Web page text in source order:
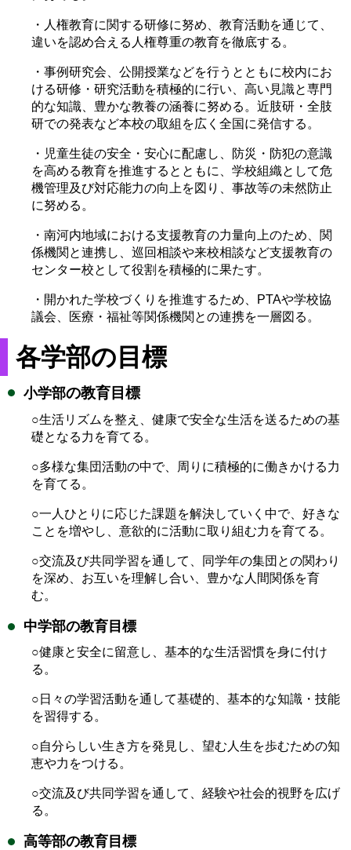
・人権教育に関する研修に努め、教育活動を通じて、
違いを認め合える人権尊重の教育を徹底する。
・事例研究会、公開授業などを行うとともに校内にお
ける研修・研究活動を積極的に行い、高い見識と専門
的な知識、豊かな教養の涵養に努める。近肢研・全肢
研での発表など本校の取組を広く全国に発信する。
・児童生徒の安全・安心に配慮し、防災・防犯の意識
を高める教育を推進するとともに、学校組織として危
機管理及び対応能力の向上を図り、事故等の未然防止
に努める。
・南河内地域における支援教育の力量向上のため、関
係機関と連携し、巡回相談や来校相談など支援教育の
センター校として役割を積極的に果たす。
・開かれた学校づくりを推進するため、PTAや学校協
議会、医療・福祉等関係機関との連携を一層図る。
各学部の目標
小学部の教育目標
○生活リズムを整え、健康で安全な生活を送るための基
礎となる力を育てる。
○多様な集団活動の中で、周りに積極的に働きかける力
を育てる。
○一人ひとりに応じた課題を解決していく中で、好きな
ことを増やし、意欲的に活動に取り組む力を育てる。
○交流及び共同学習を通して、同学年の集団との関わり
を深め、お互いを理解し合い、豊かな人間関係を育
む。
中学部の教育目標
○健康と安全に留意し、基本的な生活習慣を身に付け
る。
○日々の学習活動を通して基礎的、基本的な知識・技能
を習得する。
○自分らしい生き方を発見し、望む人生を歩むための知
恵や力をつける。
○交流及び共同学習を通して、経験や社会的視野を広げ
る。
高等部の教育目標